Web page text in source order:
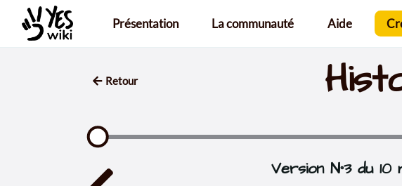
Aller au contenu principalPrésentation La communauté Aide
Retour
Version N°3 du